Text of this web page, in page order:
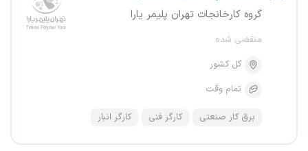
گروه کارخانجات تهران پلیمر یارا
منقضی شده
کل کشور
تمام وقت
برق کار صنعتی کارگر فنی کارگر انبار